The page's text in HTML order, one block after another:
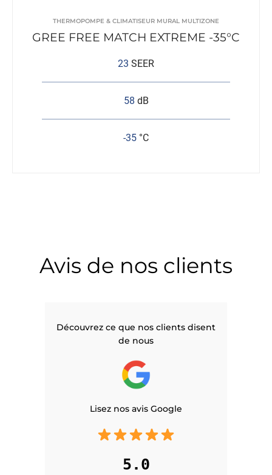
THERMOPOMPE & CLIMATISEUR MURAL MULTIZONE
GREE FREE MATCH EXTREME -35°C
23 SEER
58 dB
-35 °C
Avis de nos clients
Découvrez ce que nos clients disent
de nous
Lisez nos avis Google
5.0